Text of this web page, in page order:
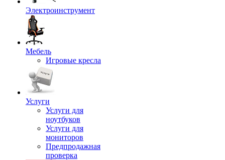
Электроинструмент
Мебель
Игровые кресла
Услуги
Услуги для
ноутбуков
Услуги для
мониторов
Предпродажная
проверка